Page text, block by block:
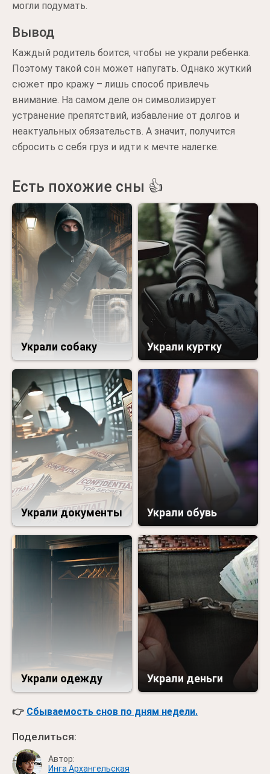
могли подумать.
Вывод
Каждый родитель боится, чтобы не украли ребенка.
Поэтому такой сон может напугать. Однако жуткий
сюжет про кражу – лишь способ привлечь
внимание. На самом деле он символизирует
устранение препятствий, избавление от долгов и
неактуальных обязательств. А значит, получится
сбросить с себя груз и идти к мечте налегке.
Есть похожие сны 👍
Украли собаку Украли куртку
Украли документы Украли обувь
Украли одежду Украли деньги
👉 Сбываемость снов по дням недели.
Поделиться:
Автор:
Инга Архангельская